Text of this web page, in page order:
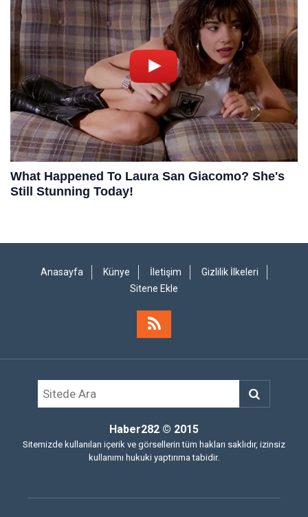
Anasayfa Künye İletişim
Gizlilik İlkeleri
Sitene Ekle
Haber282 © 2015
Sitemizde kullanılan içerik ve görsellerin tüm hakları saklıdır, izinsiz
kullanımı hukuki yaptırıma tabidir.